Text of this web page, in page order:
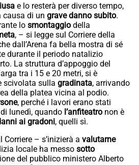
e lo resterà per diverso tempo,
causa di un grave danno subito.
lo smontaggio della
, – si legge sul Corriere della
dall’Arena fa bella mostra di sé
durante il periodo natalizio
La struttura d’appoggio del
tra i 15 e 20 metri, si è
scivolata sulla gradinata, arrivando
della platea vicina al podio.
, perché i lavori erano stati
lunedì, quando l’anfiteatro non è
ai gradoni, quelli sì.
– s’inizierà a valutarne
locale ha messo sotto
del pubblico ministero Alberto